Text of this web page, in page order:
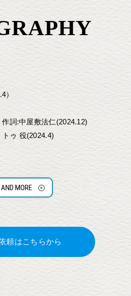
）
詞:中屋敷法仁(2024.12)
ゥ 役(2024.4)
純潔歌劇-』リリー 役(主演/
AND MORE
頼はこちらから